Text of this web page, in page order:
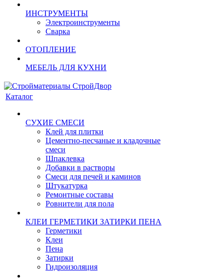
ИНСТРУМЕНТЫ
Электроинструменты
Сварка
ОТОПЛЕНИЕ
МЕБЕЛЬ ДЛЯ КУХНИ
Каталог
СУХИЕ СМЕСИ
Клей для плитки
Цементно-песчаные и кладочные
смеси
Шпаклевка
Добавки в растворы
Смеси для печей и каминов
Штукатурка
Ремонтные составы
Ровнители для пола
КЛЕИ ГЕРМЕТИКИ ЗАТИРКИ ПЕНА
Герметики
Клеи
Пена
Затирки
Гидроизоляция